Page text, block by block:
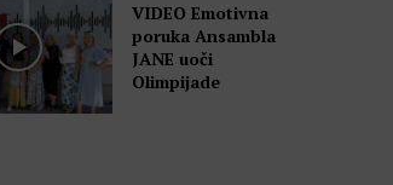
VIDEO Emotivna
poruka Ansambla
JANE uoči
Olimpijade